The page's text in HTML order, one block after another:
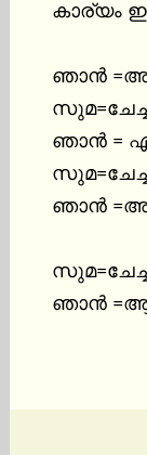
കാര്യം
ഞാൻ
ഞാൻ =
ഞാൻ
ഞാൻ